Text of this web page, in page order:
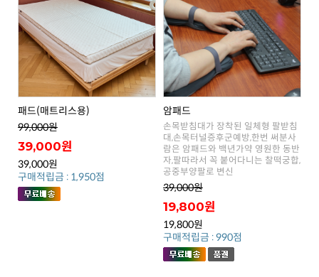
패드(매트리스용)
99,000원
39,000원
39,000원
구매적립금 : 1,950점
암패드
공중부양팔로 변신
39,000원
19,800원
19,800원
구매적립금 : 990점